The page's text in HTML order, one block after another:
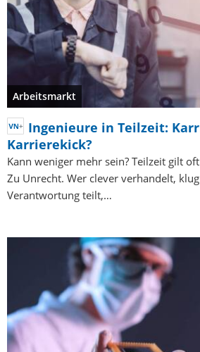
Arbeitsmarkt
Ingenieure in Teilzeit:
Karrierekick?
Kann weniger mehr sein? Teilzeit gilt
Zu Unrecht. Wer clever verhandelt,
Verantwortung teilt,…